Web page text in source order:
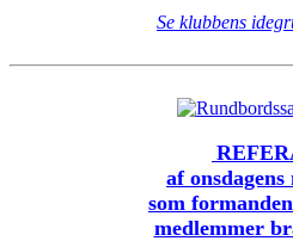
Se klubbens
af onsdagens
som
medlemmer